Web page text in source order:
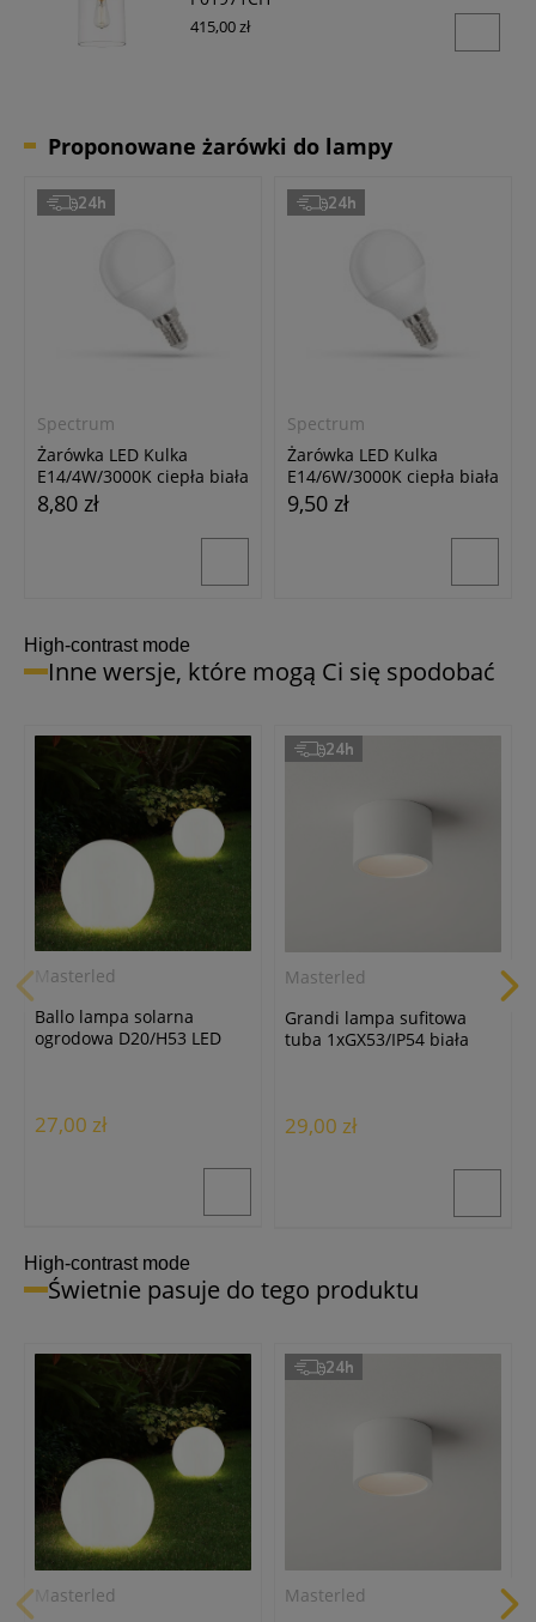
415,00 zł
Proponowane żarówki do lampy
Spectrum
Żarówka LED Kulka
E14/4W/3000K ciepła biała
24h
8,80 zł
Spectrum
Żarówka LED Kulka
E14/6W/3000K ciepła biała
24h
9,50 zł
Spectrum
Żarówka LED kulka clear
E14/5,5W/2700K ciepła biała
24h
12,50 zł 9,50 zł
High-contrast mode
Inne wersje, które mogą Ci się spodobać
Masterled
Ballo lampa solarna
ogrodowa D20/H53 LED
27,00 zł
Masterled
Grandi lampa sufitowa
tuba 1xGX53/IP54 biała
29,00 zł
24h
High-contrast mode
Świetnie pasuje do tego produktu
Masterled
Masterled
24h